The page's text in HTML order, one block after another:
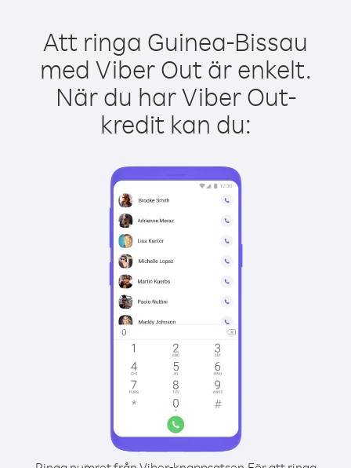
Att ringa Guinea-Bissau
med Viber Out är enkelt.
När du har Viber Out-
kredit kan du: